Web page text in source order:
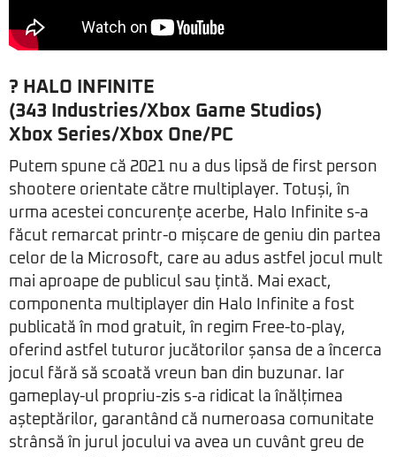
? HALO INFINITE
(343 Industries/Xbox Game Studios)
Xbox Series/Xbox One/PC
Putem spune că 2021 nu a dus lipsă de first person
shootere orientate către multiplayer. Totuși, în
urma acestei concurențe acerbe, Halo Infinite s-a
făcut remarcat printr-o mișcare de geniu din partea
celor de la Microsoft, care au adus astfel jocul mult
mai aproape de publicul sau țintă. Mai exact,
componenta multiplayer din Halo Infinite a fost
publicată în mod gratuit, în regim Free-to-play,
oferind astfel tuturor jucătorilor șansa de a încerca
jocul fără să scoată vreun ban din buzunar. Iar
gameplay-ul propriu-zis s-a ridicat la înălțimea
așteptărilor, garantând că numeroasa comunitate
strânsă în jurul jocului va avea un cuvânt greu de